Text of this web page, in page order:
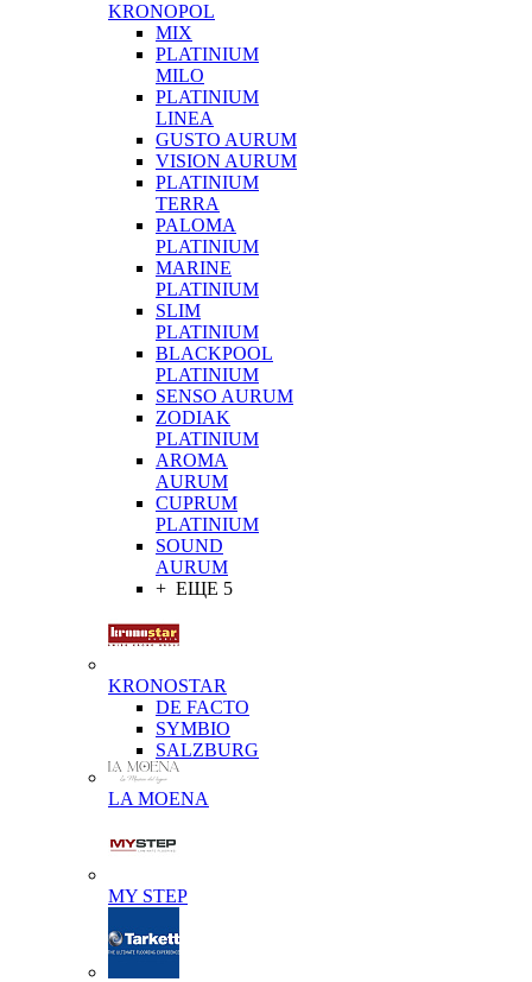
KRONOPOL
MIX
PLATINIUM
MILO
PLATINIUM
LINEA
GUSTO AURUM
VISION AURUM
PLATINIUM
TERRA
PALOMA
PLATINIUM
MARINE
PLATINIUM
SLIM
PLATINIUM
BLACKPOOL
PLATINIUM
SENSO AURUM
ZODIAK
PLATINIUM
AROMA
AURUM
CUPRUM
PLATINIUM
SOUND
AURUM
+ ЕЩЕ 5
KRONOSTAR
DE FACTO
SYMBIO
SALZBURG
LA MOENA
MY STEP